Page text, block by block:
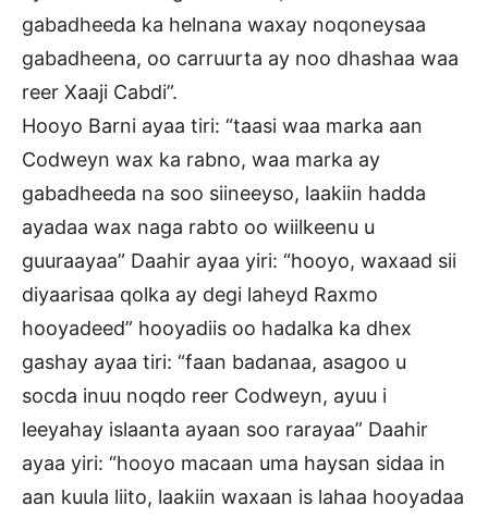
gabadheeda ka helnana waxay noqoneysaa
gabadheena, oo carruurta ay noo dhashaa waa
reer Xaaji Cabdi”.
Hooyo Barni ayaa tiri: “taasi waa marka aan
Codweyn wax ka rabno, waa marka ay
gabadheeda na soo siineeyso, laakiin hadda
ayadaa wax naga rabto oo wiilkeenu u
guuraayaa” Daahir ayaa yiri: “hooyo, waxaad sii
diyaarisaa qolka ay degi laheyd Raxmo
hooyadeed” hooyadiis oo hadalka ka dhex
gashay ayaa tiri: “faan badanaa, asagoo u
socda inuu noqdo reer Codweyn, ayuu i
leeyahay islaanta ayaan soo rarayaa” Daahir
ayaa yiri: “hooyo macaan uma haysan sidaa in
aan kuula liito, laakiin waxaan is lahaa hooyadaa